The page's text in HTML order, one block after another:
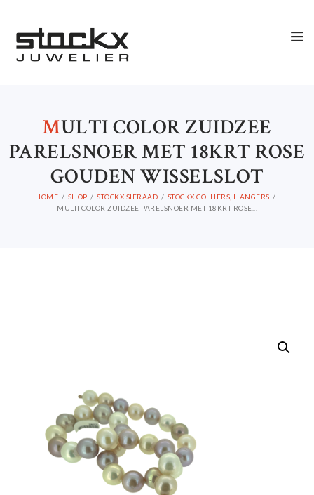
MULTI COLOR ZUIDZEE
PARELSNOER MET 18KRT ROSE
GOUDEN WISSELSLOT
HOME SHOP STOCKX SIERAAD
STOCKX COLLIERS, HANGERS
MULTI COLOR ZUIDZEE PARELSNOER MET 18KRT ROSE...